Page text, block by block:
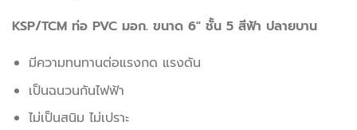
KSP/TCM ท่อ PVC มอก. ขนาด 6″ ชั้น 5 สีฟ้า ปลายบาน
มีความทนทานต่อแรงกด แรงดัน
เป็นฉนวนกันไฟฟ้า
ไม่เป็นสนิม ไม่เปราะ